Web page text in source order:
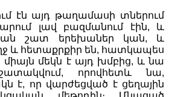
էն այդ թաղամասի տներում
լավ բազմանում էին, և
շատ երեխաներ կան, և
և հետաքրքիր են, հատկապես
միայն մեկն է այդ խմբից, և նա
որովհետև նա,
է, որ վարժեցված է ցեղային